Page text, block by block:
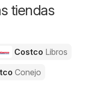
tiendas
Costco Libros
Conejo